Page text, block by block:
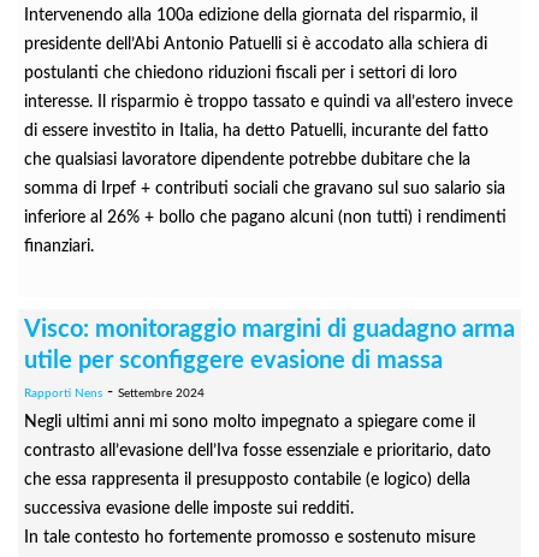
Intervenendo alla 100a edizione della giornata del risparmio, il
presidente dell’Abi Antonio Patuelli si è accodato alla schiera di
postulanti che chiedono riduzioni fiscali per i settori di loro
interesse. Il risparmio è troppo tassato e quindi va all’estero invece
di essere investito in Italia, ha detto Patuelli, incurante del fatto
che qualsiasi lavoratore dipendente potrebbe dubitare che la
somma di Irpef + contributi sociali che gravano sul suo salario sia
inferiore al 26% + bollo che pagano alcuni (non tutti) i rendimenti
finanziari.
Visco: monitoraggio margini di guadagno arma
utile per sconfiggere evasione di massa
Rapporti Nens - Settembre 2024
Negli ultimi anni mi sono molto impegnato a spiegare come il
contrasto all’evasione dell’Iva fosse essenziale e prioritario, dato
che essa rappresenta il presupposto contabile (e logico) della
successiva evasione delle imposte sui redditi.
In tale contesto ho fortemente promosso e sostenuto misure